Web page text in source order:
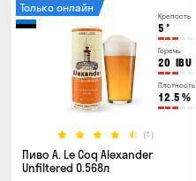
Крепость
5 °
Горечь
20 IBU
Плотность
12.5 %
(1)
Только онлайн
Пиво A. Le Coq Alexander
Unfiltered 0.568л